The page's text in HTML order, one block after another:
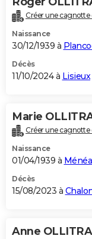
Créer une cagnotte
Naissance
30/12/1939 à
Décès
11/10/2024 à Lisieux
Marie
Créer une cagnotte
Naissance
01/04/1939 à
Décès
15/08/2023 à
Anne